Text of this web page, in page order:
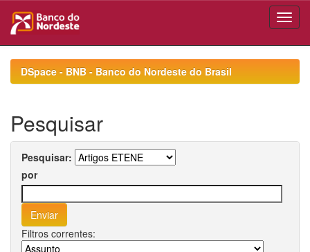
navigationDSpace - BNB - Banco do Nordeste do Brasil
Pesquisar
Pesquisar:
por
Filtros correntes: